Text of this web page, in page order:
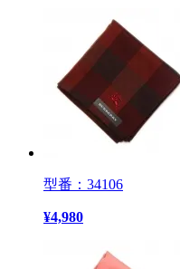
型番：34106
¥4,980